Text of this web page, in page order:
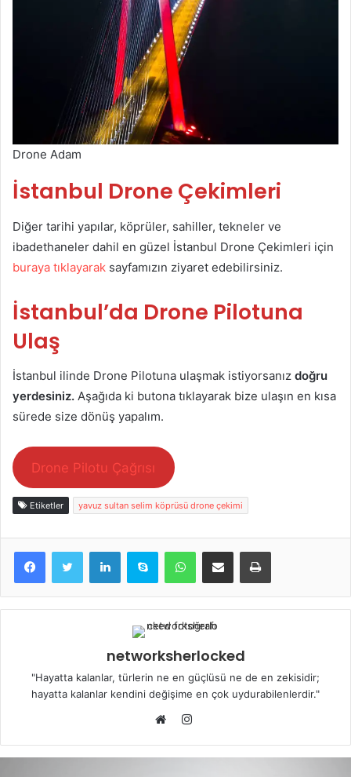
Drone Adam
İstanbul Drone Çekimleri
Diğer tarihi yapılar, köprüler, sahiller, tekneler ve
ibadethaneler dahil en güzel İstanbul Drone Çekimleri için
buraya tıklayarak sayfamızın ziyaret edebilirsiniz.
İstanbul’da Drone Pilotuna
Ulaş
İstanbul ilinde Drone Pilotuna ulaşmak istiyorsanız doğru
yerdesiniz. Aşağıda ki butona tıklayarak bize ulaşın en kısa
sürede size dönüş yapalım.
Drone Pilotu Çağrısı
Etiketler yavuz sultan selim köprüsü drone çekimi
LinkedInSkype WhatsAppE-Posta ile paylaş Yazdır
networksherlocked
"Hayatta kalanlar, türlerin ne en güçlüsü ne de en zekisidir;
hayatta kalanlar kendini değişime en çok uydurabilenlerdir."
sitesi
Instagram